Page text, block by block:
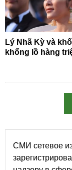
Lý Nhã Kỳ và
khổng lồ hàng
СМИ сетевое